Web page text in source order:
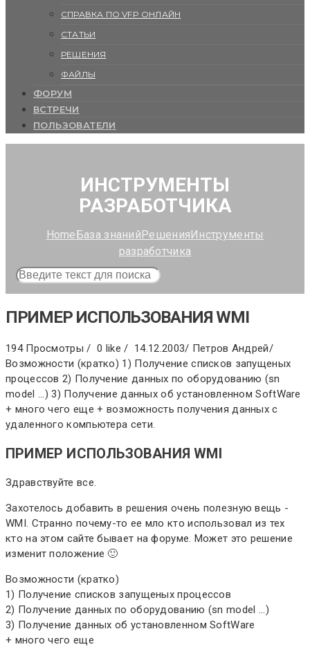
СПРАВКА ПО VFP ОНЛАЙН
СТАТЬИ
РЕШЕНИЯ
ФАЙЛЫ
ФОРУМ
ВСТРЕЧИ
ПОЛЬЗОВАТЕЛИ
ИНСТРУМЕНТЫ
РАЗРАБОТЧИКА
HomeБаза знанийРешенияИнструменты
разработчика
ПРИМЕР ИСПОЛЬЗОВАНИЯ WMI
194 Просмотры / 0 like / 14.12.2003/ Петров Андрей/
Возможности (кратко) 1) Получение списков запущеных
процессов 2) Получение данных по оборудованию (sn
model ...) 3) Получение данных об установленном SoftWare
+ много чего еще + возможность получения данных с
удаленного компьютера сети.
ПРИМЕР ИСПОЛЬЗОВАНИЯ WMI
Здравствуйте все.
Захотелось добавить в решения очень полезную вещь -
WMI. Странно почему-то ее мло кто использовал из тех
кто на этом сайте бывает на форуме. Может это решение
изменит положение 🙂
Возможности (кратко)
1) Получение списков запущеных процессов
2) Получение данных по оборудованию (sn model ...)
3) Получение данных об установленном SoftWare
+ много чего еще